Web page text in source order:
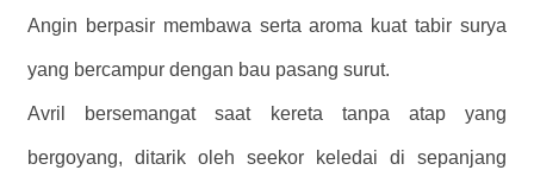
Angin berpasir membawa serta aroma kuat tabir surya
yang bercampur dengan bau pasang surut.
Avril bersemangat saat kereta tanpa atap yang
bergoyang, ditarik oleh seekor keledai di sepanjang